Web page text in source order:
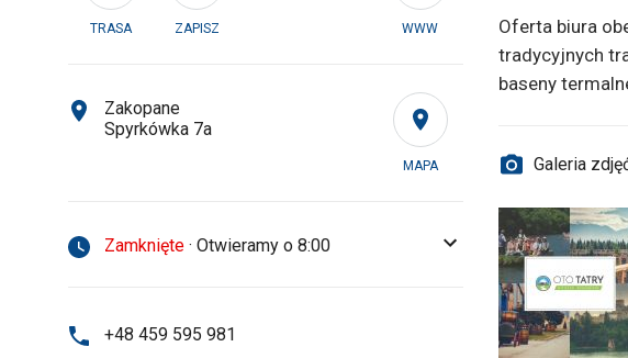
TRASA ZAPISZ WWW
MAPA
Zakopane
Spyrkówka 7a
Zamknięte · Otwieramy o 8:00
+48 459 595 981
Oferta biura
tradycyjnych
baseny
Galeria